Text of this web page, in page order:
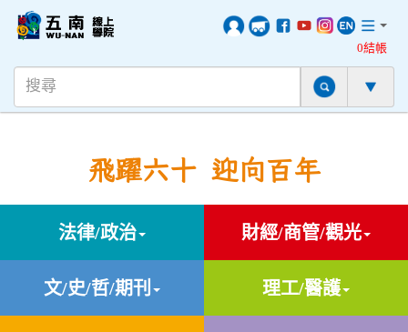
0結帳
飛躍六十 迎向百年
法律/政治 財經/商管/觀光
文/史/哲/期刊 理工/醫護